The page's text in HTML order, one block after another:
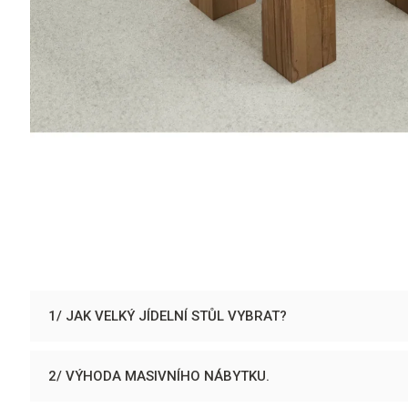
1/ JAK VELKÝ JÍDELNÍ STŮL VYBRAT?
2/ VÝHODA MASIVNÍHO NÁBYTKU.